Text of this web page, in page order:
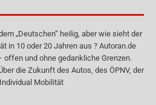
„Deutschen“ heilig, aber wie sieht der
in 10 oder 20 Jahren aus ? Autoran.de
und ohne gedankliche Grenzen.
die Zukunft des Autos, des ÖPNV, der
Mobilität